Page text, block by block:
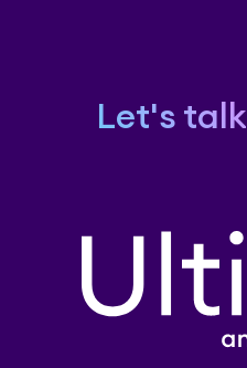
Let's talk